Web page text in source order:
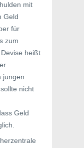
mit
Geld
für
zum
heißt
jungen
nicht
Geld